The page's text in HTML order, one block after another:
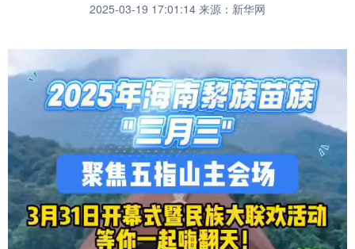
2025-03-19 17:01:14 来源：新华网